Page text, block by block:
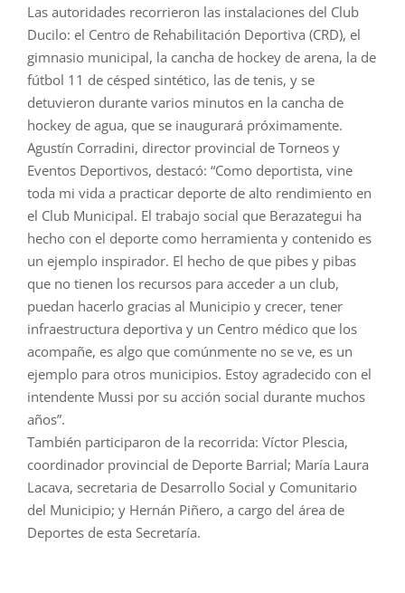
Las autoridades recorrieron las instalaciones del Club
Ducilo: el Centro de Rehabilitación Deportiva (CRD), el
gimnasio municipal, la cancha de hockey de arena, la de
fútbol 11 de césped sintético, las de tenis, y se
detuvieron durante varios minutos en la cancha de
hockey de agua, que se inaugurará próximamente.
Agustín Corradini, director provincial de Torneos y
Eventos Deportivos, destacó: “Como deportista, vine
toda mi vida a practicar deporte de alto rendimiento en
el Club Municipal. El trabajo social que Berazategui ha
hecho con el deporte como herramienta y contenido es
un ejemplo inspirador. El hecho de que pibes y pibas
que no tienen los recursos para acceder a un club,
puedan hacerlo gracias al Municipio y crecer, tener
infraestructura deportiva y un Centro médico que los
acompañe, es algo que comúnmente no se ve, es un
ejemplo para otros municipios. Estoy agradecido con el
intendente Mussi por su acción social durante muchos
años”.
También participaron de la recorrida: Víctor Plescia,
coordinador provincial de Deporte Barrial; María Laura
Lacava, secretaria de Desarrollo Social y Comunitario
del Municipio; y Hernán Piñero, a cargo del área de
Deportes de esta Secretaría.